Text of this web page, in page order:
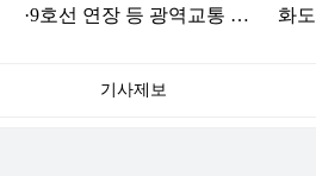
·9호선 연장 등 광역교통 정
화
기사제보